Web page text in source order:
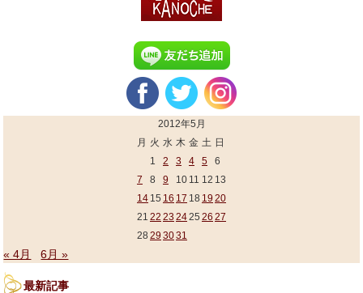
2012年5月
月 火 水 木 金 土 日
1
2 3 4 5
6
7
8 9 10 11 12 13
14 15 16 17 18 19 20
21 22 23 2425 26 27
28 29 3031
« 4月 6月 »
最新記事